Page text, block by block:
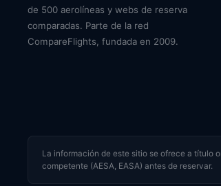
de 500 aerolíneas y webs de reserva
comparadas. Parte de la red
CompareFlights, fundada en 2009.
La información de este sitio se ofrece a título
competente (AESA, EASA) antes de reservar.